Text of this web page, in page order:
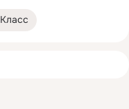
Класс